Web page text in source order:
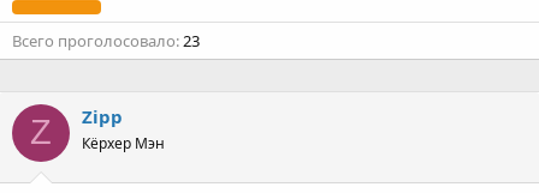
Всего проголосовало 23
Z Zipp
Кёрхер Мэн